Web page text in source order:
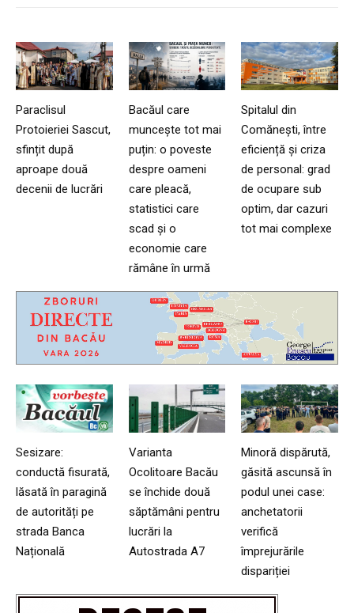
Paraclisul
Protoieriei Sascut,
sfințit după
aproape două
decenii de lucrări
Bacăul care
muncește tot mai
puțin: o poveste
despre oameni
care pleacă,
statistici care
scad și o
economie care
rămâne în urmă
Spitalul din
Comănești, între
eficiență și criza
de personal: grad
de ocupare sub
optim, dar cazuri
tot mai complexe
Sesizare:
conductă fisurată,
lăsată în paragină
de autorități pe
strada Banca
Națională
Varianta
Ocolitoare Bacău
se închide două
săptămâni pentru
lucrări la
Autostrada A7
Minoră dispărută,
găsită ascunsă în
podul unei case:
anchetatorii
verifică
împrejurările
dispariției